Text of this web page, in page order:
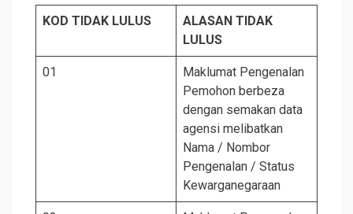
KOD TIDAK LULUS
ALASAN TIDAK
LULUS
01
Maklumat Pengenalan
Pemohon berbeza
dengan semakan data
agensi melibatkan
Nama / Nombor
Pengenalan / Status
Kewarganegaraan